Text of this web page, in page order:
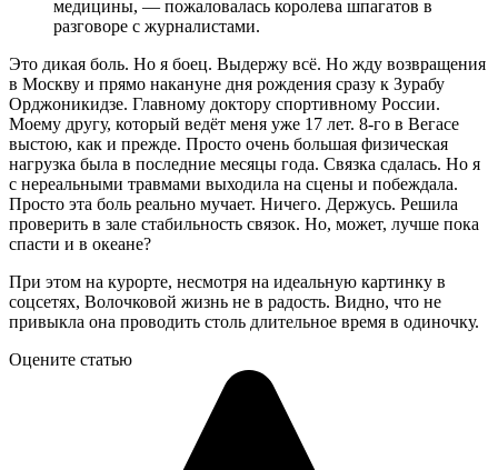
медицины, — пожаловалась королева шпагатов в
разговоре с журналистами.
Это дикая боль. Но я боец. Выдержу всё. Но жду возвращения
в Москву и прямо накануне дня рождения сразу к Зурабу
Орджоникидзе. Главному доктору спортивному России.
Моему другу, который ведёт меня уже 17 лет. 8-го в Вегасе
выстою, как и прежде. Просто очень большая физическая
нагрузка была в последние месяцы года. Связка сдалась. Но я
с нереальными травмами выходила на сцены и побеждала.
Просто эта боль реально мучает. Ничего. Держусь. Решила
проверить в зале стабильность связок. Но, может, лучше пока
спасти и в океане?
При этом на курорте, несмотря на идеальную картинку в
соцсетях, Волочковой жизнь не в радость. Видно, что не
привыкла она проводить столь длительное время в одиночку.
Оцените статью